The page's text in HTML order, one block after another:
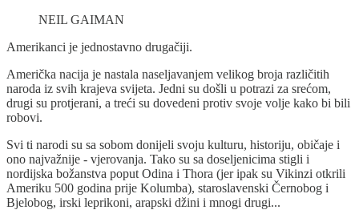
NEIL GAIMAN
Amerikanci je jednostavno drugačiji.
Američka nacija je nastala naseljavanjem velikog broja različitih
naroda iz svih krajeva svijeta. Jedni su došli u potrazi za srećom,
drugi su protjerani, a treći su dovedeni protiv svoje volje kako bi bili
robovi.
Svi ti narodi su sa sobom donijeli svoju kulturu, historiju, običaje i
ono najvažnije - vjerovanja. Tako su sa doseljenicima stigli i
nordijska božanstva poput Odina i Thora (jer ipak su Vikinzi otkrili
Ameriku 500 godina prije Kolumba), staroslavenski Černobog i
Bjelobog, irski leprikoni, arapski džini i mnogi drugi...